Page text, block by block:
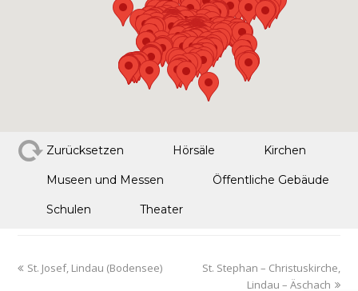
Zurücksetzen Hörsäle Kirchen
Museen und Messen Öffentliche Gebäude
Schulen Theater
St. Josef, Lindau (Bodensee)
St. Stephan – Christuskirche,
Lindau – Äschach